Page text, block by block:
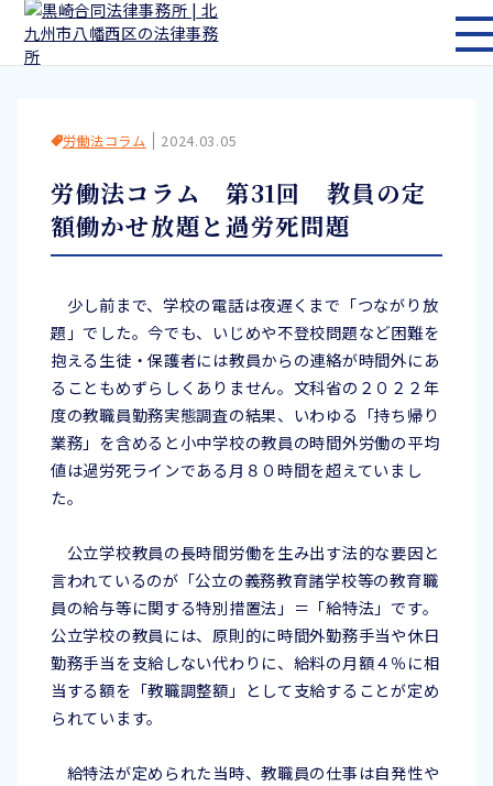
メ
労働法コラム 2024.03.05
労働法コラム 第31回 教員の定
額働かせ放題と過労死問題
少し前まで、学校の電話は夜遅くまで「つながり放
題」でした。今でも、いじめや不登校問題など困難を
抱える生徒・保護者には教員からの連絡が時間外にあ
ることもめずらしくありません。文科省の２０２２年
度の教職員勤務実態調査の結果、いわゆる「持ち帰り
業務」を含めると小中学校の教員の時間外労働の平均
値は過労死ラインである月８０時間を超えていまし
た。
公立学校教員の長時間労働を生み出す法的な要因と
言われているのが「公立の義務教育諸学校等の教育職
員の給与等に関する特別措置法」＝「給特法」です。
公立学校の教員には、原則的に時間外勤務手当や休日
勤務手当を支給しない代わりに、給料の月額４％に相
当する額を「教職調整額」として支給することが定め
られています。
給特法が定められた当時、教職員の仕事は自発性や